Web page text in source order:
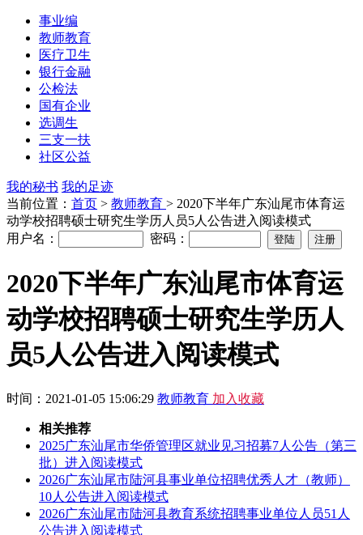
事业编
教师教育
医疗卫生
银行金融
公检法
国有企业
选调生
三支一扶
社区公益
我的秘书 我的足迹
当前位置： 首页 > 教师教育 > 2020下半年广东汕尾市体育运
动学校招聘硕士研究生学历人员5人公告进入阅读模式
用户名：
密码：
2020下半年广东汕尾市体育运
动学校招聘硕士研究生学历人
员5人公告进入阅读模式
时间：2021-01-05 15:06:29 教师教育 加入收藏
相关推荐
2025广东汕尾市华侨管理区就业见习招募7人公告（第三
批）进入阅读模式
2026广东汕尾市陆河县事业单位招聘优秀人才（教师）
10人公告进入阅读模式
2026广东汕尾市陆河县教育系统招聘事业单位人员51人
公告进入阅读模式